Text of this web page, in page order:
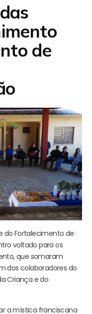
de
do Fortalecimento de
voltado para os
que somaram
dos colaboradores do
Criança e do
a mística franciscana